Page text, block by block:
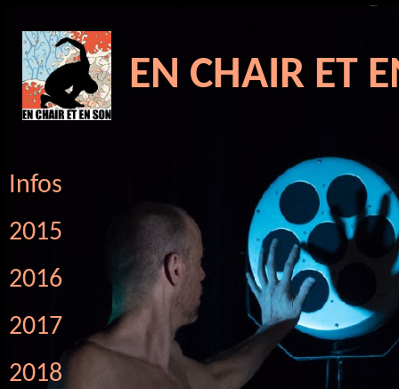
EN CHAIR ET
Infos
2015
2016
2017
2018